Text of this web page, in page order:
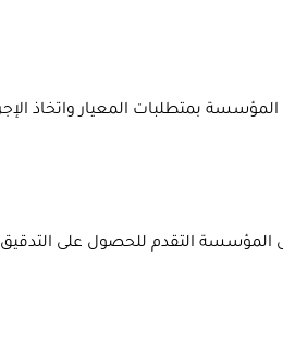
بمتطلبات المعيار واتخاذ
المؤسسة التقدم للحصول على